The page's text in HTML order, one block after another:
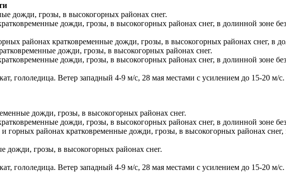
дожди, грозы, в высокогорных районах снег.
дожди, грозы, в высокогорных районах снег, в долинной зоне
районах кратковременные дожди, грозы, в высокогорных районах снег, в
дожди, грозы, в высокогорных районах снег.
дожди, грозы, в высокогорных районах снег, в долинной зоне
гололедица. Ветер западный 4-9 м/с, 28 мая местами с усилением до 15-20 м/с.
дожди, грозы, в высокогорных районах снег.
дожди, грозы, в высокогорных районах снег, в долинной зоне
горных районах кратковременные дожди, грозы, в высокогорных районах снег,
дожди, грозы, в высокогорных районах снег.
гололедица. Ветер западный 4-9 м/с, 28 мая местами с усилением до 15-20 м/с.